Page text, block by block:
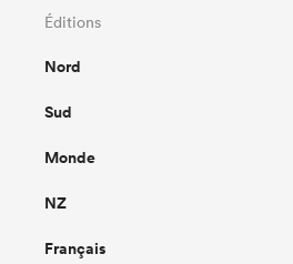
Éditions
Nord
Sud
Monde
NZ
Français